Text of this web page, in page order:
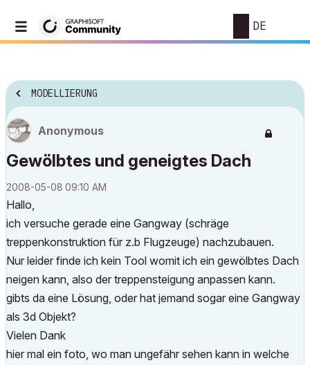
DE
MODELLIERUNG
Anonymous
Gewölbtes und geneigtes Dach
‎2008-05-08 09:10 AM
Hallo,
ich versuche gerade eine Gangway (schräge
treppenkonstruktion für z.b Flugzeuge) nachzubauen.
Nur leider finde ich kein Tool womit ich ein gewölbtes Dach
neigen kann, also der treppensteigung anpassen kann.
gibts da eine Lösung, oder hat jemand sogar eine Gangway
als 3d Objekt?
Vielen Dank
hier mal ein foto, wo man ungefähr sehen kann in welche